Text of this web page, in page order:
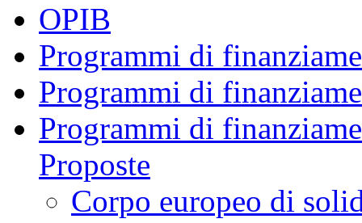
OPIB
Programmi di
Programmi di
Programmi di
Proposte
Corpo europeo di